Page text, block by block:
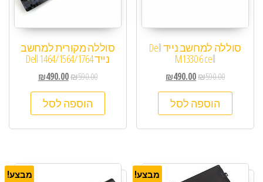
סוללה למחשב נייד Dell
M1330 6 cell
₪590.00
₪490.00
הוספה לסל
סוללה מקורית למחשב
נייד Dell 1464/1564/1764
₪590.00
₪490.00
הוספה לסל
מבצע! מבצע!